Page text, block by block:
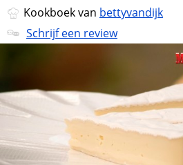
Kookboek van bettyvandijk
Schrijf een review